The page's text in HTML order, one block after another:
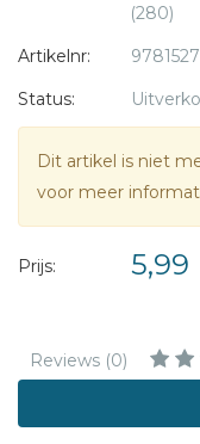
(280)
Artikelnr:
Status:
Dit artikel is niet
voor meer
Prijs: 5,99
Reviews (0)